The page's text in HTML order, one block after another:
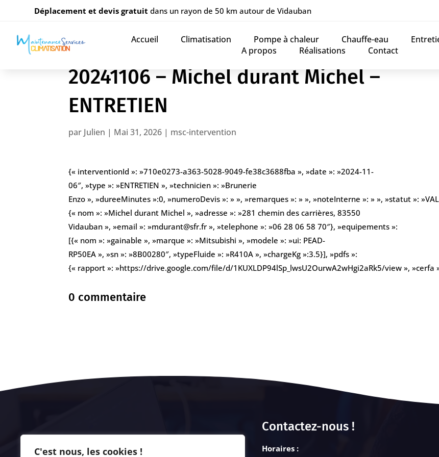
C'est nous, les cookies !
Déplacement et devis gratuitdans un rayon de 50 km autour de Vidauban
Accueil Climatisation Pompe à chaleur Chauffe-eau
A propos
Réalisations Contact
20241106 – Michel durant Michel –
ENTRETIEN
par Julien | Mai 31, 2026 | msc-intervention
{« interventionId »: »710e0273-a363-5028-9049-fe38c3688fba », »date »: »2024-11-
06″, »type »: »ENTRETIEN », »technicien »: »Brunerie
Enzo », »dureeMinutes »:0, »numeroDevis »: » », »remarques »: » », »noteInterne »: » », »statut »:
{« nom »: »Michel durant Michel », »adresse »: »281 chemin des carrières, 83550
Vidauban », »email »: »mdurant@sfr.fr », »telephone »: »06 28 06 58 70″}, »equipements »:
[{« nom »: »gainable », »marque »: »Mitsubishi », »modele »: »ui: PEAD-
RP50EA », »sn »: »8B00280″, »typeFluide »: »R410A », »chargeKg »:3.5}], »pdfs »:
{« rapport »: »https://drive.google.com/file/d/1KUXLDP94lSp_lwsU2OurwA2wHgi2aRk5/view »,
0 commentaire
Contactez-nous !
Horaires :